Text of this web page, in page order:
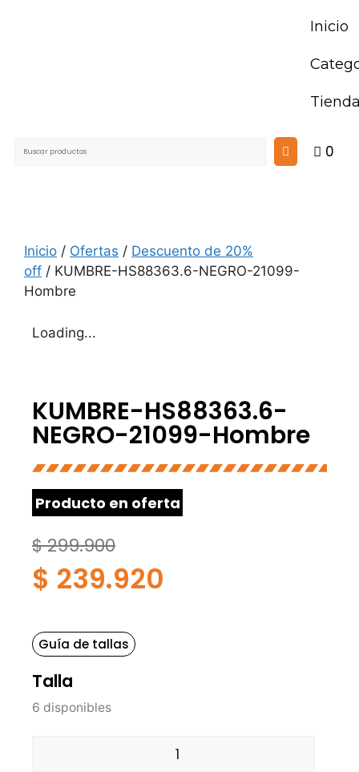
Inicio
0
Inicio / Ofertas / Descuento de 20%
off / KUMBRE-HS88363.6-NEGRO-21099-
Hombre
Loading...
KUMBRE-HS88363.6-
NEGRO-21099-Hombre
Producto en oferta
$299.900
$ 239.920
Guía de tallas
Talla
6 disponibles